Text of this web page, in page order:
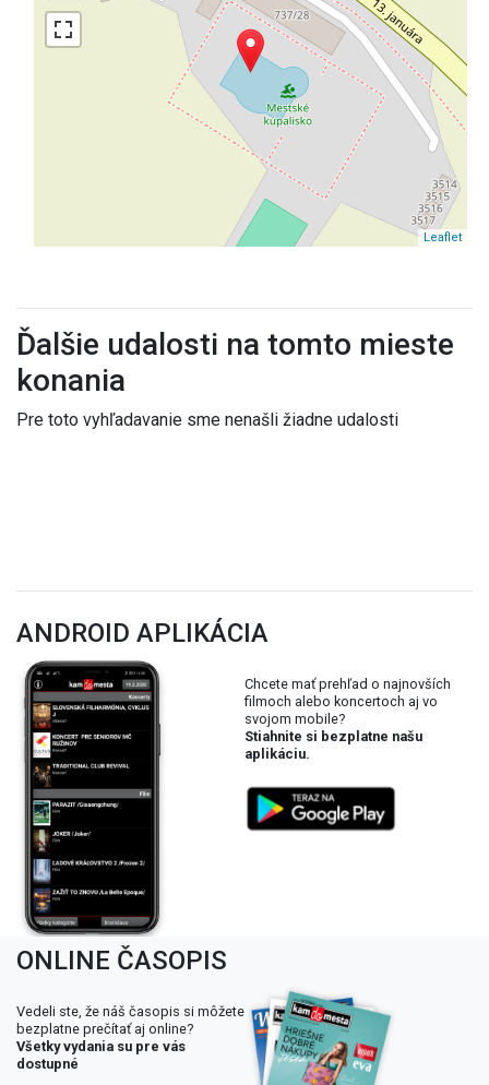
Leaflet
Ďalšie udalosti na tomto mieste
konania
Pre toto vyhľadavanie sme nenašli žiadne udalosti
ANDROID APLIKÁCIA
Chcete mať prehľad o najnovších
filmoch alebo koncertoch aj vo
svojom mobile?
Stiahnite si bezplatne našu
aplikáciu.
ONLINE ČASOPIS
Vedeli ste, že náš časopis si môžete
bezplatne prečítať aj online?
Všetky vydania su pre vás
dostupné